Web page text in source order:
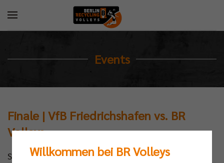
Events
Finale | VfB Friedrichshafen vs. BR
Volleys
Standardtext
Willkommen bei BR Volleys